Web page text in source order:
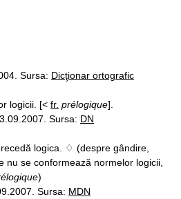
Sursa: Dicţionar ortografic
logicii. [< fr. prélogique].
Sursa: DN
logica. ♢ (despre gândire,
nu se conformează normelor logicii,
)
Sursa: MDN